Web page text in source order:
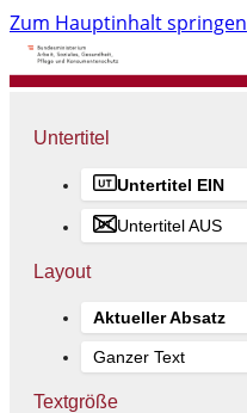
Zum Hauptinhalt springen
Untertitel
Untertitel EIN
Untertitel AUS
Layout
Aktueller Absatz
Ganzer Text
Textgröße